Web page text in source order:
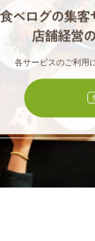
各サービスのご利用